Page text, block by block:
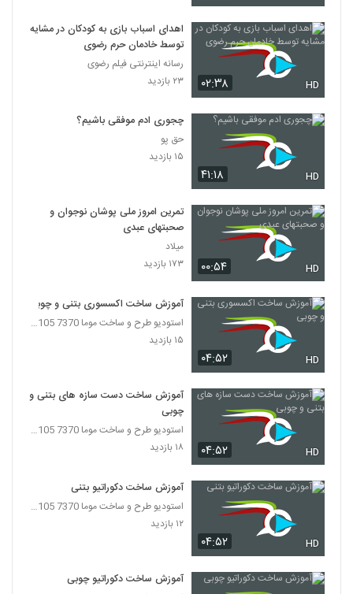
۰۲:۳۸ HD
اهدای اسباب بازی به کودکان در مشایه
توسط خادمان حرم رضوی
رسانه اینترنتی فیلم رضوی
۲۳ بازدید
۴۱:۱۸ HD
چجوری ادم موفقی باشیم؟
حق پو
۱۵ بازدید
۰۰:۵۴ HD
تمرین امروز ملی پوشان نوجوان و
صحبتهای عبدی
میلاد
۱۷۳ بازدید
۰۴:۵۲ HD
آموزش ساخت اکسسوری بتنی و چوبی
استودیو طرح و ساخت موما 7370 7105-021
۱۵ بازدید
۰۴:۵۲ HD
آموزش ساخت دست سازه های بتنی و
چوبی
استودیو طرح و ساخت موما 7370 7105-021
۱۸ بازدید
۰۴:۵۲ HD
آموزش ساخت دکوراتیو بتنی
استودیو طرح و ساخت موما 7370 7105-021
۱۲ بازدید
آموزش ساخت دکوراتیو چوبی